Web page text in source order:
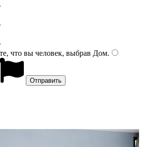
что вы человек, выбрав Дом.